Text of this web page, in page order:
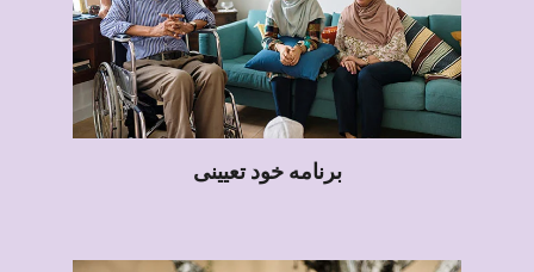
برنامه خود تعیینی